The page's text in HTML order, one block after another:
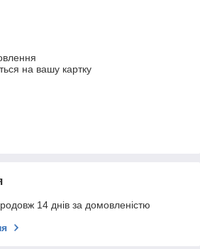
на вашу картку
14 днів за домовленістю